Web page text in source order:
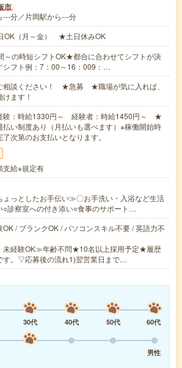
市
---分／片岡駅から---分
OK（月～金） ★土日休みOK
の時短シフトOK★都合に合わせてシフトが決
シフト例：7：00～16：009：…
相談ください！ ★急募 ★職場が気に入れば、
ます！
験：時給1330円～ 経験者：時給1450円～ ★
払い制度あり（月払いも選べます）※稼働開始時
次第のお支払いとなります。
支給※規定有
っとしたお手伝い≫〇お手洗い・入浴など生活
○診察室への付き添い○食事のサポート…
OK / ブランクOK / パソコンスキル不要 / 英語力不
未経験OK≫年齢不問★10名以上採用予定★履歴
す。▽応募後の流れ1)翌営業日まで…
30代 40代 50代
60代
男性